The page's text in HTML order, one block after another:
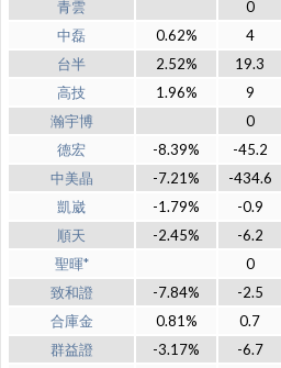
青雲
0
中磊
0.62% 4
台半
2.52% 19.3
高技
1.96% 9
瀚宇博
0
德宏
-8.39% -45.2
中美晶
-7.21% -434.6
凱崴
-1.79% -0.9
順天
-2.45% -6.2
聖暉*
0
致和證
-7.84% -2.5
合庫金
0.81% 0.7
群益證
-3.17% -6.7